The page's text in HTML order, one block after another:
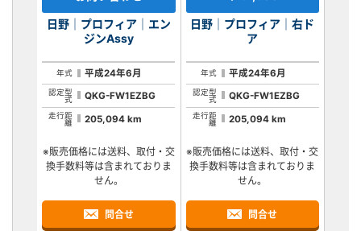
日野｜プロフィア｜エン
ジンAssy
年式 平成24年6月
認定型
式
QKG-FW1EZBG
走行距
離
205,094 km
※販売価格には送料、取付・交
換手数料等は含まれておりま
せん。
問合せ
日野｜プロフィア｜右ド
ア
年式 平成24年6月
認定型
式
QKG-FW1EZBG
走行距
離
205,094 km
※販売価格には送料、取付・交
換手数料等は含まれておりま
せん。
問合せ